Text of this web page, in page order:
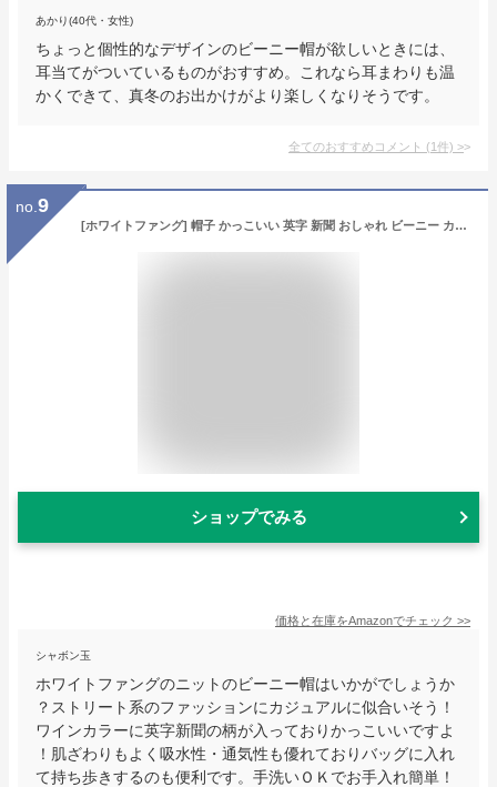
あかり(40代・女性)
ちょっと個性的なデザインのビーニー帽が欲しいときには、
耳当てがついているものがおすすめ。これなら耳まわりも温
かくできて、真冬のお出かけがより楽しくなりそうです。
全てのおすすめコメント (1件) >
no. 9
[ホワイトファング] 帽子 かっこいい 英字 新聞 おしゃれ ビーニー カジュアル ストリート メンズ レディース CZ442(ワイン)
ショップでみる
価格と在庫をAmazonでチェック >>
シャボン玉
ホワイトファングのニットのビーニー帽はいかがでしょうか
？ストリート系のファッションにカジュアルに似合いそう！
ワインカラーに英字新聞の柄が入っておりかっこいいですよ
！肌ざわりもよく吸水性・通気性も優れておりバッグに入れ
て持ち歩きするのも便利です。手洗いＯＫでお手入れ簡単！